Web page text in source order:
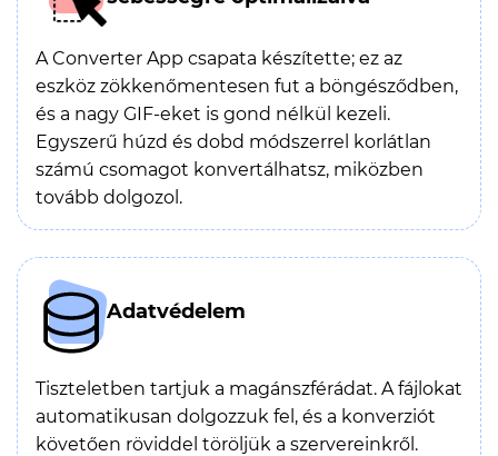
A Converter App csapata készítette; ez az
eszköz zökkenőmentesen fut a böngésződben,
és a nagy GIF-eket is gond nélkül kezeli.
Egyszerű húzd és dobd módszerrel korlátlan
számú csomagot konvertálhatsz, miközben
tovább dolgozol.
Adatvédelem
Tiszteletben tartjuk a magánszférádat. A fájlokat
automatikusan dolgozzuk fel, és a konverziót
követően röviddel töröljük a szervereinkről.